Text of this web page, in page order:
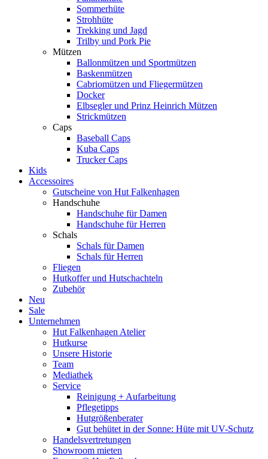
Sommerhüte
Strohhüte
Trekking und Jagd
Trilby und Pork Pie
Mützen
Ballonmützen und Sportmützen
Baskenmützen
Cabriomützen und Fliegermützen
Docker
Elbsegler und Prinz Heinrich Mützen
Strickmützen
Caps
Baseball Caps
Kuba Caps
Trucker Caps
Kids
Accessoires
Gutscheine von Hut Falkenhagen
Handschuhe
Handschuhe für Damen
Handschuhe für Herren
Schals
Schals für Damen
Schals für Herren
Fliegen
Hutkoffer und Hutschachteln
Zubehör
Neu
Sale
Unternehmen
Hut Falkenhagen Atelier
Hutkurse
Unsere Historie
Team
Mediathek
Service
Reinigung + Aufarbeitung
Pflegetipps
Hutgrößenberater
Gut behütet in der Sonne: Hüte mit UV-Schutz
Handelsvertretungen
Showroom mieten